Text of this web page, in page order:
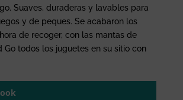
Suaves, duraderas y lavables para
y de peques. Se acabaron los
de recoger, con las mantas de
Go todos los juguetes en su sitio con